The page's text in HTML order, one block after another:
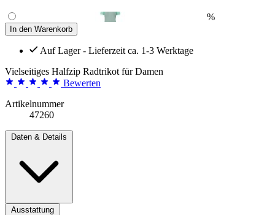
%
In den Warenkorb
Auf Lager - Lieferzeit ca. 1-3 Werktage
Vielseitiges Halfzip Radtrikot für Damen
Bewerten
Artikelnummer
47260
Daten & Details
Ausstattung